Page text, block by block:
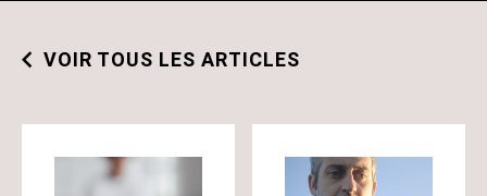
VOIR TOUS LES ARTICLES